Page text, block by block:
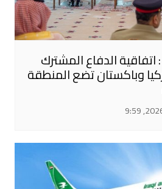
الدفاع المشترك
وباكستان تضع المنطقة